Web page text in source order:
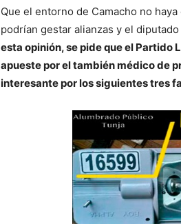
Que el entorno de Camacho no
podrían gestar alianzas y el
esta opinión, se pide que el
apueste por el también médico de
interesante por los siguientes tres